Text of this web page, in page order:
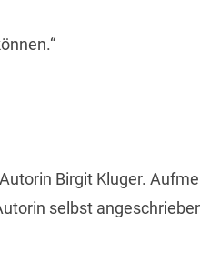
Birgit Kluger.
selbst